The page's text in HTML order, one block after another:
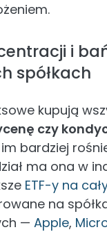
i
spółkach
kupują
czy
bardziej
ma ona w
ETF-y na
na
— Apple,